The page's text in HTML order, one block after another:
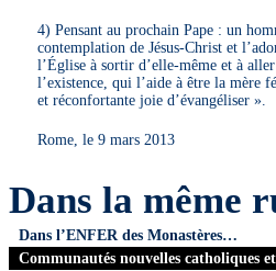
4) Pensant au prochain Pape : un
contemplation de Jésus-Christ et
l’Église à sortir d’elle-même et à
l’existence, qui l’aide à être la mère
et réconfortante joie d’évangéliser ».
Rome, le 9 mars 2013
Dans la même
Dans l’ENFER des Monastères…
Communautés nouvelles catholiques